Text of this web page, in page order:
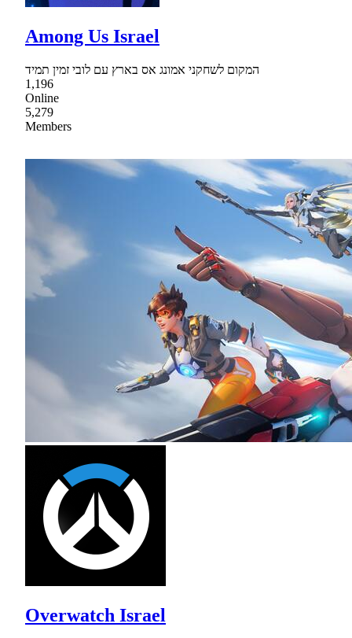
Among Us Israel
המקום לשחקני אמונג אס בארץ עם לובי זמין תמיד
1,196
Online
5,279
Members
Overwatch Israel